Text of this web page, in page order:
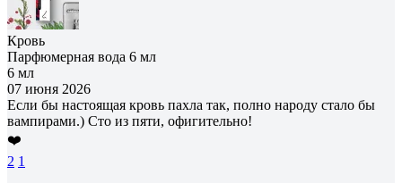
Кровь
Парфюмерная вода 6 мл
6 мл
07 июня 2026
Если бы настоящая кровь пахла так, полно народу стало бы
вампирами.) Сто из пяти, офигительно!
❤️
2 1